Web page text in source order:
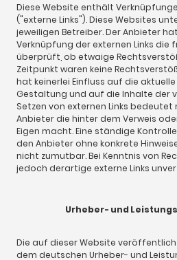
Diese Website enthält
("externe Links"). Diese Websites
jeweiligen Betreiber. Der Anbieter
Verknüpfung der externen Links
überprüft, ob etwaige
Zeitpunkt waren keine
hat keinerlei Einfluss auf die
Gestaltung und auf die Inhalte der
Setzen von externen Links
Anbieter die hinter dem Verweis
Eigen macht. Eine ständige
den Anbieter ohne konkrete
nicht zumutbar. Bei Kenntnis von
jedoch derartige externe Links
Urheber- und
Die auf dieser Website
dem deutschen Urheber- und